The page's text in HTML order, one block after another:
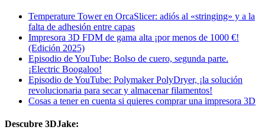
Temperature Tower en OrcaSlicer: adiós al «stringing» y a la
falta de adhesión entre capas
Impresora 3D FDM de gama alta ¡por menos de 1000 €!
(Edición 2025)
Episodio de YouTube: Bolso de cuero, segunda parte.
¡Electric Boogaloo!
Episodio de YouTube: Polymaker PolyDryer, ¡la solución
revolucionaria para secar y almacenar filamentos!
Cosas a tener en cuenta si quieres comprar una impresora 3D
Descubre 3DJake: